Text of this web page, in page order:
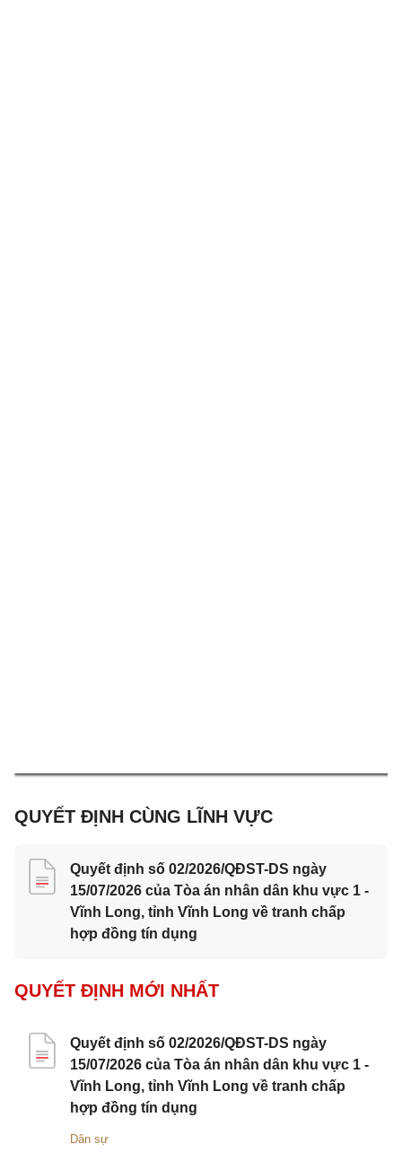
QUYẾT ĐỊNH CÙNG LĨNH VỰC
Quyết định số 02/2026/QĐST-DS ngày
15/07/2026 của Tòa án nhân dân khu vực 1 -
Vĩnh Long, tỉnh Vĩnh Long về tranh chấp
hợp đồng tín dụng
QUYẾT ĐỊNH MỚI NHẤT
Quyết định số 02/2026/QĐST-DS ngày
15/07/2026 của Tòa án nhân dân khu vực 1 -
Vĩnh Long, tỉnh Vĩnh Long về tranh chấp
hợp đồng tín dụng
Dân sự